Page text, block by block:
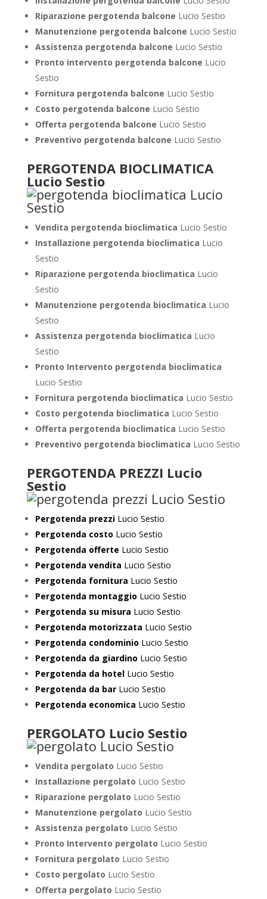
Riparazione pergotenda balcone Lucio Sestio
Manutenzione pergotenda balcone Lucio Sestio
Assistenza pergotenda balcone Lucio Sestio
Pronto intervento pergotenda balcone Lucio
Sestio
Fornitura pergotenda balcone Lucio Sestio
Costo pergotenda balcone Lucio Sestio
Offerta pergotenda balcone Lucio Sestio
Preventivo pergotenda balcone Lucio Sestio
PERGOTENDA BIOCLIMATICA
Lucio Sestio
Vendita pergotenda bioclimatica Lucio Sestio
Installazione pergotenda bioclimatica Lucio
Sestio
Riparazione pergotenda bioclimatica Lucio
Sestio
Manutenzione pergotenda bioclimatica Lucio
Sestio
Assistenza pergotenda bioclimatica Lucio
Sestio
Pronto Intervento pergotenda bioclimatica
Lucio Sestio
Fornitura pergotenda bioclimatica Lucio Sestio
Costo pergotenda bioclimatica Lucio Sestio
Offerta pergotenda bioclimatica Lucio Sestio
Preventivo pergotenda bioclimatica Lucio Sestio
PERGOTENDA PREZZI Lucio
Sestio
Pergotenda prezziLucio Sestio
Pergotenda costo Lucio Sestio
Pergotenda offerte Lucio Sestio
Pergotenda vendita Lucio Sestio
Pergotenda fornitura Lucio Sestio
Pergotenda montaggio Lucio Sestio
Pergotenda su misura Lucio Sestio
Pergotenda motorizzata Lucio Sestio
Pergotenda condominio Lucio Sestio
Pergotenda da giardino Lucio Sestio
Pergotenda da hotelLucio Sestio
Pergotenda da barLucio Sestio
Pergotenda economica Lucio Sestio
PERGOLATO Lucio Sestio
Vendita pergolato Lucio Sestio
Installazione pergolato Lucio Sestio
Riparazione pergolato Lucio Sestio
Manutenzione pergolato Lucio Sestio
Assistenza pergolato Lucio Sestio
Pronto Intervento pergolato Lucio Sestio
Fornitura pergolato Lucio Sestio
Costo pergolato Lucio Sestio
Offerta pergolato Lucio Sestio